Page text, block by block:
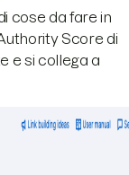
cose da fare in
Score di
e si collega a